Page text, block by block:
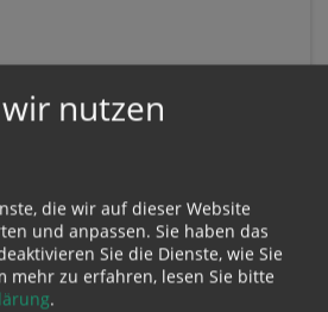
nutzen
die wir auf dieser Website
und anpassen. Sie haben das
Sie die Dienste, wie Sie
mehr zu erfahren, lesen Sie bitte
.